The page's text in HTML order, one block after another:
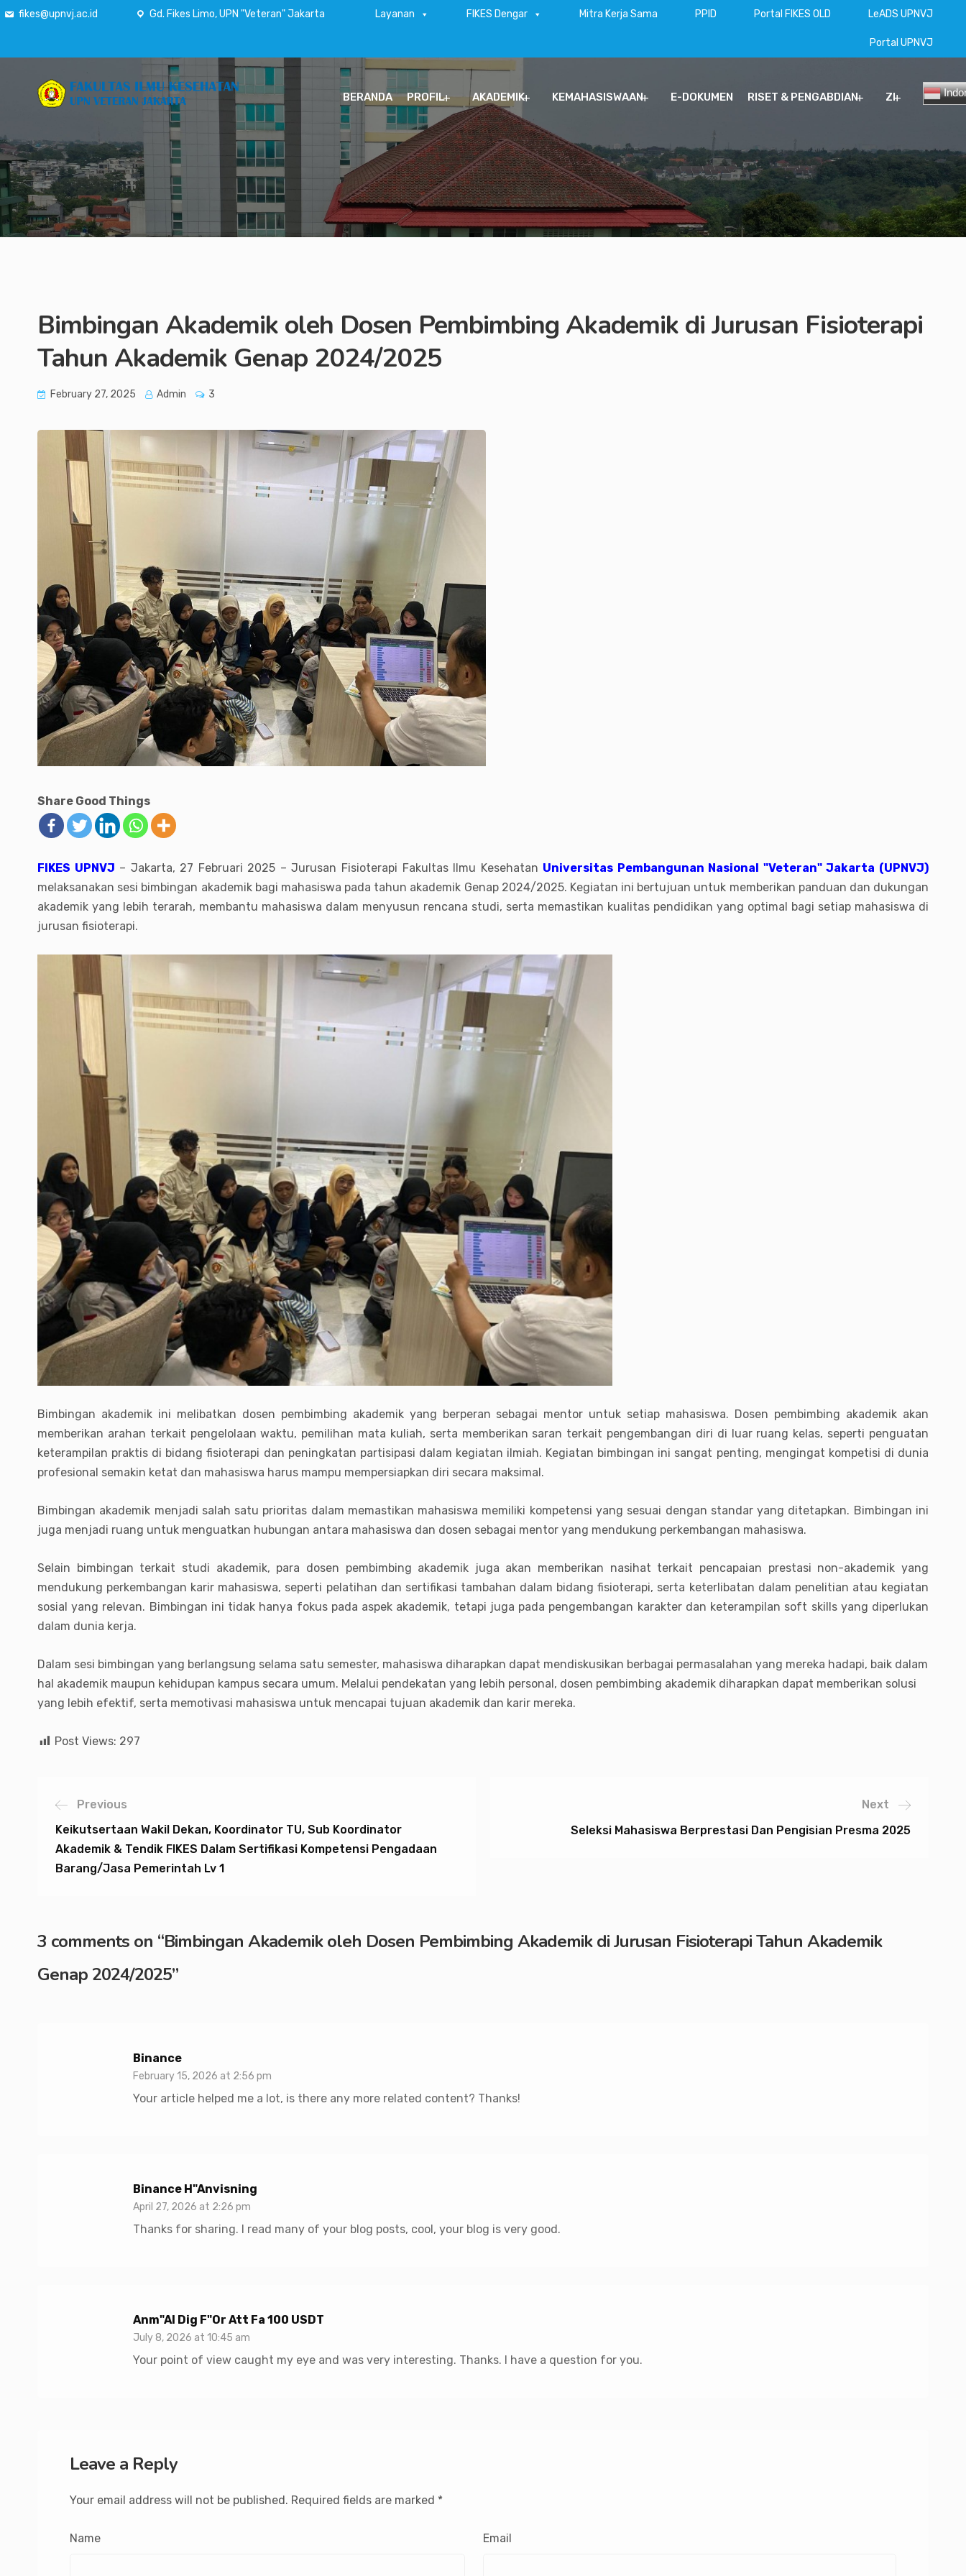
fikes@upnvj.ac.id Gd. Fikes Limo, UPN "Veteran" Jakarta Layanan FIKES Dengar Mitra Kerja Sama PPID Portal FIKES OLD LeADS UPNVJ
Portal UPNVJ
BERANDA PROFIL AKADEMIK KEMAHASISWAAN E-DOKUMEN RISET & PENGABDIAN ZI
Bimbingan Akademik oleh Dosen Pembimbing Akademik di Jurusan Fisioterapi
Tahun Akademik Genap 2024/2025
February 27, 2025 Admin 3
Share Good Things
FIKES UPNVJ – Jakarta, 27 Februari 2025 – Jurusan Fisioterapi Fakultas Ilmu Kesehatan Universitas Pembangunan Nasional "Veteran" Jakarta (UPNVJ)
melaksanakan sesi bimbingan akademik bagi mahasiswa pada tahun akademik Genap 2024/2025. Kegiatan ini bertujuan untuk memberikan panduan dan dukungan
akademik yang lebih terarah, membantu mahasiswa dalam menyusun rencana studi, serta memastikan kualitas pendidikan yang optimal bagi setiap mahasiswa di
jurusan fisioterapi.
Bimbingan akademik ini melibatkan dosen pembimbing akademik yang berperan sebagai mentor untuk setiap mahasiswa. Dosen pembimbing akademik akan
memberikan arahan terkait pengelolaan waktu, pemilihan mata kuliah, serta memberikan saran terkait pengembangan diri di luar ruang kelas, seperti penguatan
keterampilan praktis di bidang fisioterapi dan peningkatan partisipasi dalam kegiatan ilmiah. Kegiatan bimbingan ini sangat penting, mengingat kompetisi di dunia
profesional semakin ketat dan mahasiswa harus mampu mempersiapkan diri secara maksimal.
Bimbingan akademik menjadi salah satu prioritas dalam memastikan mahasiswa memiliki kompetensi yang sesuai dengan standar yang ditetapkan. Bimbingan ini
juga menjadi ruang untuk menguatkan hubungan antara mahasiswa dan dosen sebagai mentor yang mendukung perkembangan mahasiswa.
Selain bimbingan terkait studi akademik, para dosen pembimbing akademik juga akan memberikan nasihat terkait pencapaian prestasi non-akademik yang
mendukung perkembangan karir mahasiswa, seperti pelatihan dan sertifikasi tambahan dalam bidang fisioterapi, serta keterlibatan dalam penelitian atau kegiatan
sosial yang relevan. Bimbingan ini tidak hanya fokus pada aspek akademik, tetapi juga pada pengembangan karakter dan keterampilan soft skills yang diperlukan
dalam dunia kerja.
Dalam sesi bimbingan yang berlangsung selama satu semester, mahasiswa diharapkan dapat mendiskusikan berbagai permasalahan yang mereka hadapi, baik dalam
hal akademik maupun kehidupan kampus secara umum. Melalui pendekatan yang lebih personal, dosen pembimbing akademik diharapkan dapat memberikan solusi
yang lebih efektif, serta memotivasi mahasiswa untuk mencapai tujuan akademik dan karir mereka.
Post Views: 297
Previous
Keikutsertaan Wakil Dekan, Koordinator TU, Sub Koordinator
Akademik & Tendik FIKES Dalam Sertifikasi Kompetensi Pengadaan
Barang/Jasa Pemerintah Lv 1
Next
Seleksi Mahasiswa Berprestasi Dan Pengisian Presma 2025
3 comments on “Bimbingan Akademik oleh Dosen Pembimbing Akademik di Jurusan Fisioterapi Tahun Akademik
Genap 2024/2025”
Binance
February 15, 2026 at 2:56 pm
Your article helped me a lot, is there any more related content? Thanks!
Binance H"anvisning
April 27, 2026 at 2:26 pm
Thanks for sharing. I read many of your blog posts, cool, your blog is very good.
Anm"al Dig F"or Att Fa 100 USDT
July 8, 2026 at 10:45 am
Your point of view caught my eye and was very interesting. Thanks. I have a question for you.
Leave a Reply
Your email address will not be published. Required fields are marked *
Name Email